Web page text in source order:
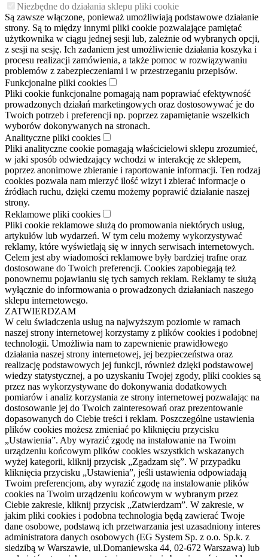
Niezbędne do działania sklepu pliki cookie
Są zawsze włączone, ponieważ umożliwiają podstawowe działanie
strony. Są to między innymi pliki cookie pozwalające pamiętać
użytkownika w ciągu jednej sesji lub, zależnie od wybranych opcji,
z sesji na sesję. Ich zadaniem jest umożliwienie działania koszyka i
procesu realizacji zamówienia, a także pomoc w rozwiązywaniu
problemów z zabezpieczeniami i w przestrzeganiu przepisów.
Funkcjonalne pliki cookies
Pliki cookie funkcjonalne pomagają nam poprawiać efektywność
prowadzonych działań marketingowych oraz dostosowywać je do
Twoich potrzeb i preferencji np. poprzez zapamiętanie wszelkich
wyborów dokonywanych na stronach.
Analityczne pliki cookies
Pliki analityczne cookie pomagają właścicielowi sklepu zrozumieć,
w jaki sposób odwiedzający wchodzi w interakcję ze sklepem,
poprzez anonimowe zbieranie i raportowanie informacji. Ten rodzaj
cookies pozwala nam mierzyć ilość wizyt i zbierać informacje o
źródłach ruchu, dzięki czemu możemy poprawić działanie naszej
strony.
Reklamowe pliki cookies
Pliki cookie reklamowe służą do promowania niektórych usług,
artykułów lub wydarzeń. W tym celu możemy wykorzystywać
reklamy, które wyświetlają się w innych serwisach internetowych.
Celem jest aby wiadomości reklamowe były bardziej trafne oraz
dostosowane do Twoich preferencji. Cookies zapobiegają też
ponownemu pojawianiu się tych samych reklam. Reklamy te służą
wyłącznie do informowania o prowadzonych działaniach naszego
sklepu internetowego.
ZATWIERDZAM
W celu świadczenia usług na najwyższym poziomie w ramach
naszej strony internetowej korzystamy z plików cookies i podobnej
technologii. Umożliwia nam to zapewnienie prawidłowego
działania naszej strony internetowej, jej bezpieczeństwa oraz
realizację podstawowych jej funkcji, również dzięki podstawowej
wiedzy statystycznej, a po uzyskaniu Twojej zgody, pliki cookies są
przez nas wykorzystywane do dokonywania dodatkowych
pomiarów i analiz korzystania ze strony internetowej pozwalając na
dostosowanie jej do Twoich zainteresowań oraz prezentowanie
dopasowanych do Ciebie treści i reklam. Poszczególne ustawienia
plików cookies możesz zmieniać po kliknięciu przycisku
„Ustawienia”. Aby wyrazić zgodę na instalowanie na Twoim
urządzeniu końcowym plików cookies wszystkich wskazanych
wyżej kategorii, kliknij przycisk „Zgadzam się”. W przypadku
kliknięcia przycisku „Ustawienia”, jeśli ustawienia odpowiadają
Twoim preferencjom, aby wyrazić zgodę na instalowanie plików
cookies na Twoim urządzeniu końcowym w wybranym przez
Ciebie zakresie, kliknij przycisk „Zatwierdzam”. W zakresie, w
jakim pliki cookies i podobna technologia będą zawierać Twoje
dane osobowe, podstawą ich przetwarzania jest uzasadniony interes
administratora danych osobowych (EG System Sp. z o.o. Sp.k. z
siedzibą w Warszawie, ul.Domaniewska 44, 02-672 Warszawa) lub